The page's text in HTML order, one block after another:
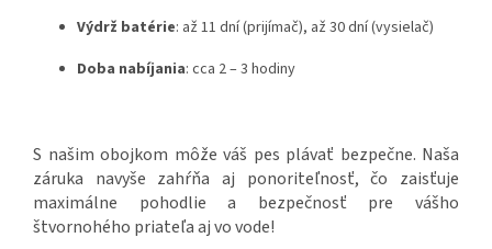
Výdrž batérie: až 11 dní (prijímač), až 30 dní (vysielač)
Doba nabíjania: cca 2 – 3 hodiny
S našim obojkom môže váš pes plávať bezpečne. Naša
záruka navyše zahŕňa aj ponoriteľnosť, čo zaisťuje
maximálne pohodlie a bezpečnosť pre vášho
štvornohého priateľa aj vo vode!